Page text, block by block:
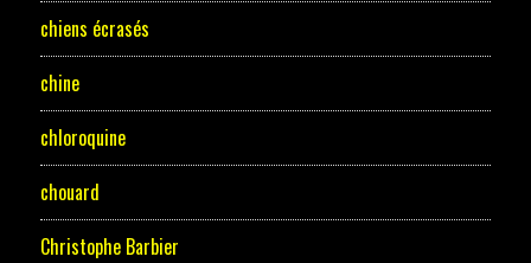
chiens écrasés
chine
chloroquine
chouard
Christophe Barbier